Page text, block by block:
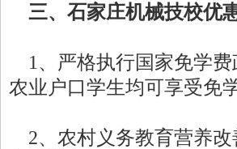
三、石家庄机械技校优
1、严格执行国家免学费
农业户口学生均可享受免
2、农村义务教育营养改